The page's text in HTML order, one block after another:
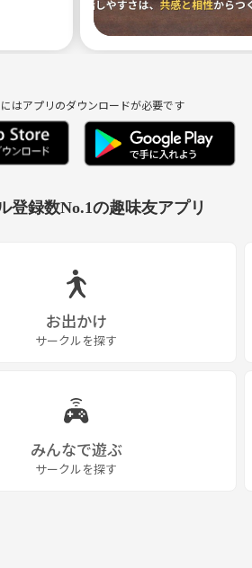
はアプリのダウンロードが必要です
登録数No.1の趣味友アプリ
お出かけ
サークルを探す
みんなで遊ぶ
サークルを探す